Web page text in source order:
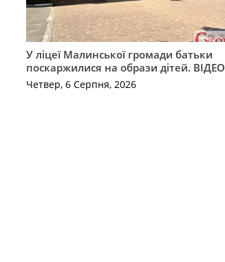
У ліцеї Малинської громади батьки
поскаржилися на образи дітей. ВІДЕО
Четвер, 6 Серпня, 2026